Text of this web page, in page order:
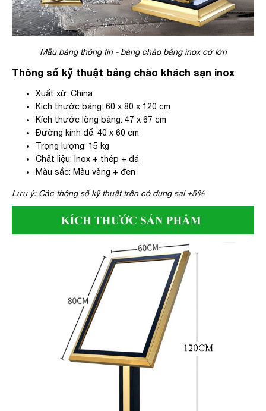
Mẫu bảng thông tin - bảng chào bằng inox cỡ lớn
Thông số kỹ thuật bảng chào khách sạn inox
Xuất xứ: China
Kích thước bảng: 60 x 80 x 120 cm
Kích thước lòng bảng: 47 x 67 cm
Đường kính đế: 40 x 60 cm
Trọng lượng: 15 kg
Chất liệu: Inox + thép + đá
Màu sắc: Màu vàng + đen
Lưu ý: Các thông số kỹ thuật trên có dung sai ±5%